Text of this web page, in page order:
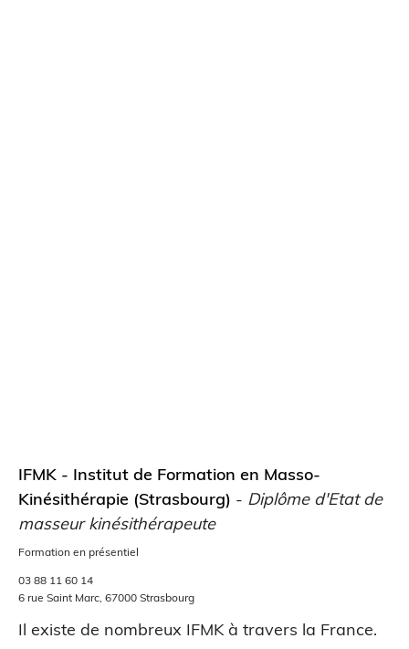
IFMK - Institut de Formation en Masso-
Kinésithérapie (Strasbourg) - Diplôme d'Etat de
masseur kinésithérapeute
Formation en présentiel
03 88 11 60 14
6 rue Saint Marc, 67000 Strasbourg
Il existe de nombreux IFMK à travers la France.